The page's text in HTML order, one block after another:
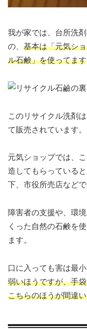
我が家では、台所洗
の、 基本は「元気シ
ル石鹸」を使ってます
このリサイクル洗剤
て販売されています
元気ショップでは、
造してもらっている
下、市役所売店など
障害者の支援や、環
くった自然の石鹸を
ます。
口に入っても害は最
弱いほうですが、手
こちらのほうが間違